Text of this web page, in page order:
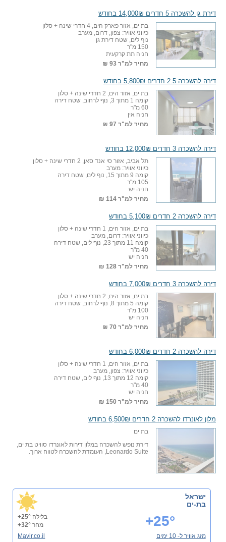
דירת גן להשכרה 5 חדרים 14,000₪ בחודש
בת ים, אזור פארק הים, 4 חדרי שינה + סלון
כיווני אוויר: צפון, דרום, מערב
נוף לים, שטח דירת גן
150 מ"ר
חניה תת קרקעית
מחיר למ"ר 93 ₪
דירה להשכרה 2.5 חדרים 5,800₪ בחודש
בת ים, אזור הים, 2 חדרי שינה + סלון
קומה 1 מתוך 3, נוף לרחוב, שטח דירה
60 מ"ר
חניה אין
מחיר למ"ר 97 ₪
דירה להשכרה 3 חדרים 12,000₪ בחודש
תל אביב, אזור סי אנד סאן, 2 חדרי שינה + סלון
כיווני אוויר: מערב
קומה 9 מתוך 15, נוף לים, שטח דירה
105 מ"ר
חניה יש
מחיר למ"ר 114 ₪
דירה להשכרה 2 חדרים 5,100₪ בחודש
בת ים, אזור הים, 1 חדרי שינה + סלון
כיווני אוויר: דרום, מערב
קומה 11 מתוך 23, נוף לים, שטח דירה
40 מ"ר
חניה יש
מחיר למ"ר 128 ₪
דירה להשכרה 3 חדרים 7,000₪ בחודש
בת ים, אזור הים, 2 חדרי שינה + סלון
קומה 5 מתוך 8, נוף לרחוב, שטח דירה
100 מ"ר
חניה יש
מחיר למ"ר 70 ₪
דירה להשכרה 2 חדרים 6,000₪ בחודש
בת ים, אזור הים, 1 חדרי שינה + סלון
כיווני אוויר: צפון, מערב
קומה 12 מתוך 13, נוף לים, שטח דירה
40 מ"ר
חניה יש
מחיר למ"ר 150 ₪
מלון לאונרדו להשכרה 2 חדרים 6,500₪ בחודש
בת ים
דירת נופש להשכרה במלון דירות לאונרדו סוויט בת ים,
Leonardo Suite, העומדת להשכרה לטווח ארוך.
ישראל
בת-ים
+25° בלילה +25°
מחר +32°
מזג אוויר ל- 10 ימים
Mavir.co.il